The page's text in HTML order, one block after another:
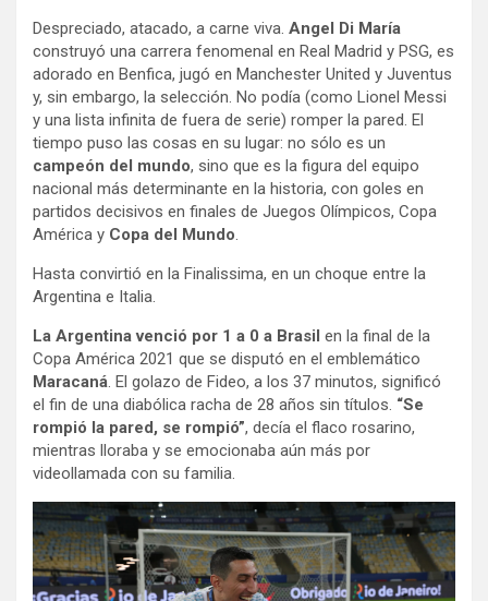
Despreciado, atacado, a carne viva. Angel Di María
construyó una carrera fenomenal en Real Madrid y PSG, es
adorado en Benfica, jugó en Manchester United y Juventus
y, sin embargo, la selección. No podía (como Lionel Messi
y una lista infinita de fuera de serie) romper la pared. El
tiempo puso las cosas en su lugar: no sólo es un
campeón del mundo, sino que es la figura del equipo
nacional más determinante en la historia, con goles en
partidos decisivos en finales de Juegos Olímpicos, Copa
América y Copa del Mundo
Hasta convirtió en la Finalissima, en un choque entre la
Argentina e Italia.
La Argentina venció por 1 a 0 a Brasil en la final de la
Copa América 2021 que se disputó en el emblemático
Maracaná . El golazo de Fideo, a los 37 minutos, significó
el fin de una diabólica racha de 28 años sin títulos. “Se
rompió la pared, se rompió”, decía el flaco rosarino,
mientras lloraba y se emocionaba aún más por
videollamada con su familia.